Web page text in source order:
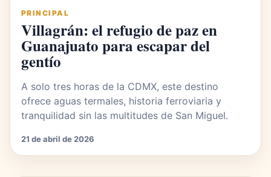
PRINCIPAL
Villagrán: el refugio de paz en
Guanajuato para escapar del
gentío
A solo tres horas de la CDMX, este destino
ofrece aguas termales, historia ferroviaria y
tranquilidad sin las multitudes de San Miguel.
21 de abril de 2026